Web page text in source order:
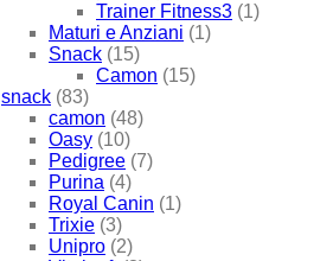
Trainer Fitness3 (1)
Maturi e Anziani (1)
Snack (15)
Camon (15)
snack (83)
camon (48)
Oasy (10)
Pedigree (7)
Purina (4)
Royal Canin (1)
Trixie (3)
Unipro (2)